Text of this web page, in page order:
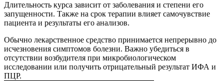
Длительность курса зависит от заболевания и степени его
запущенности. Также на срок терапии влияет самочувствие
пациента и результаты его анализов.
Обычно лекарственное средство принимается непрерывно до
исчезновения симптомов болезни. Важно убедиться в
отсутствии возбудителя при микробиологическом
исследовании или получить отрицательный результат ИФА и
ПЦР.